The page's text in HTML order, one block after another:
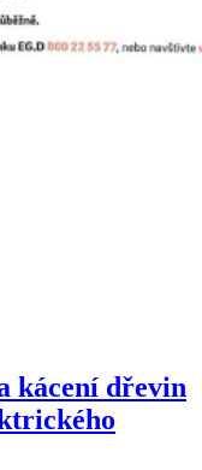
kácení dřevin